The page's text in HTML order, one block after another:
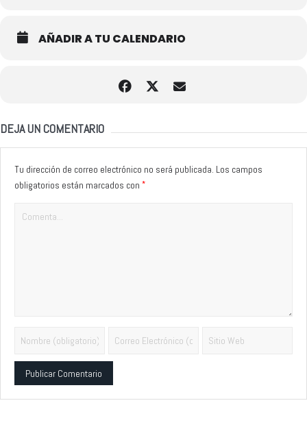
AÑADIR A TU CALENDARIO
DEJA UN COMENTARIO
Tu dirección de correo electrónico no será publicada. Los campos
obligatorios están marcados con *